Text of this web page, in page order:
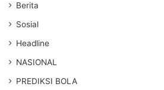
Berita
Sosial
Headline
NASIONAL
PREDIKSI BOLA